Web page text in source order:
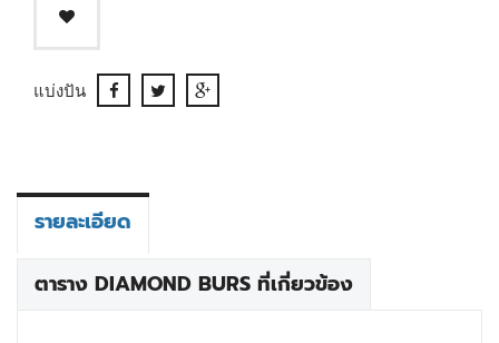
แบ่งปัน
รายละเอียด
ตาราง DIAMOND BURS ที่เกี่ยวข้อง